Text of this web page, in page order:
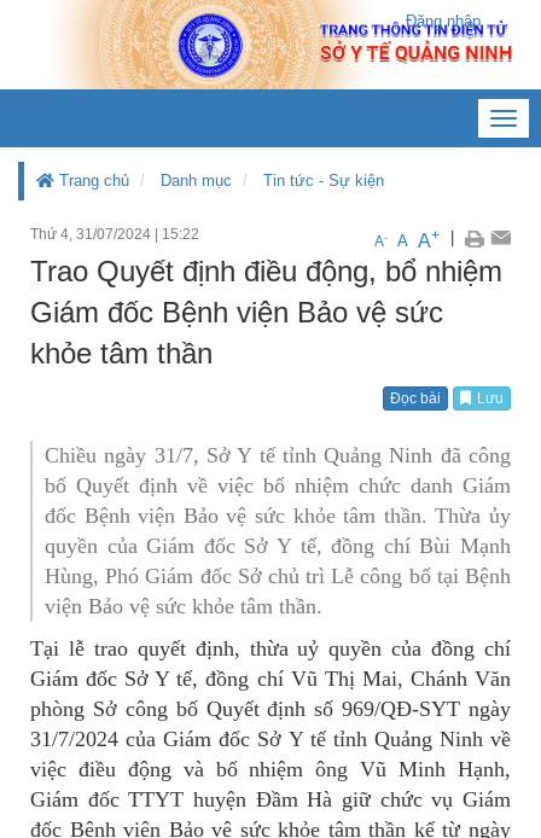
Đăng nhập
Trang chủ Danh mục Tin tức - Sự kiện
Thứ 4, 31/07/2024 15:22 A- A A+
Trao Quyết định điều động, bổ nhiệm
Giám đốc Bệnh viện Bảo vệ sức
khỏe tâm thần
Đọc bài Lưu
Chiều ngày 31/7, Sở Y tế tỉnh Quảng Ninh đã công
bố Quyết định về việc bổ nhiệm chức danh Giám
đốc Bệnh viện Bảo vệ sức khỏe tâm thần. Thừa ủy
quyền của Giám đốc Sở Y tế, đồng chí Bùi Mạnh
Hùng, Phó Giám đốc Sở chủ trì Lễ công bố tại Bệnh
viện Bảo vệ sức khỏe tâm thần.
Tại lễ trao quyết định, thừa uỷ quyền của đồng chí
Giám đốc Sở Y tế, đồng chí Vũ Thị Mai, Chánh Văn
phòng Sở công bố Quyết định số 969/QĐ-SYT ngày
31/7/2024 của Giám đốc Sở Y tế tỉnh Quảng Ninh về
việc điều động và bổ nhiệm ông Vũ Minh Hạnh,
Giám đốc TTYT huyện Đầm Hà giữ chức vụ Giám
đốc Bệnh viện Bảo vệ sức khỏe tâm thần kể từ ngày